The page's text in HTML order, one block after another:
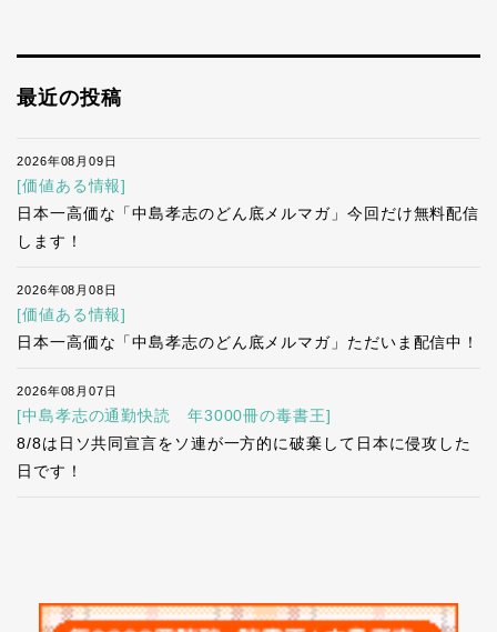
最近の投稿
2026年08月09日
[価値ある情報]
日本一高価な「中島孝志のどん底メルマガ」今回だけ無料配信
します！
2026年08月08日
[価値ある情報]
日本一高価な「中島孝志のどん底メルマガ」ただいま配信中！
2026年08月07日
[中島孝志の通勤快読 年3000冊の毒書王]
8/8は日ソ共同宣言をソ連が一方的に破棄して日本に侵攻した
日です！